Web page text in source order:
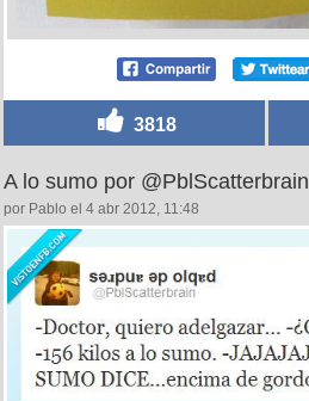
3818
A lo sumo por @PblScatterbrain
por Pablo el 4 abr 2012, 11:48